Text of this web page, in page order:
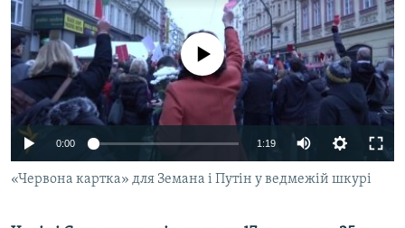
ДЕПОРТАЦІЯ
ВІДЕОУРОКИ «ELIFBE»
СВІДЧЕННЯ ОКУПАЦІЇ
УКРАЇНСЬКА ПРОБЛЕМА КРИМУ
ІНФОГРАФІКА
ЯК ОБІЙТИ БЛОКУВАННЯ
Русский
Qırımtatar
ДОЛУЧАЙСЯ!
No media source currently available
0:00 1:19
«Червона картка» для Земана і Путін у ведмежій шкурі